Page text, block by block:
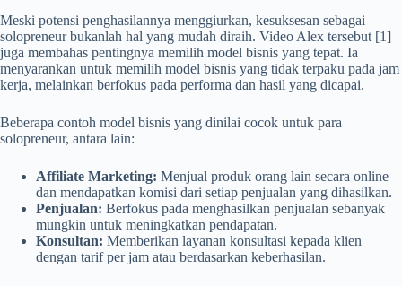
Meski potensi penghasilannya menggiurkan, kesuksesan sebagai
solopreneur bukanlah hal yang mudah diraih. Video Alex tersebut [1]
juga membahas pentingnya memilih model bisnis yang tepat. Ia
menyarankan untuk memilih model bisnis yang tidak terpaku pada jam
kerja, melainkan berfokus pada performa dan hasil yang dicapai.
Beberapa contoh model bisnis yang dinilai cocok untuk para
solopreneur, antara lain:
Affiliate Marketing: Menjual produk orang lain secara online
dan mendapatkan komisi dari setiap penjualan yang dihasilkan.
Penjualan: Berfokus pada menghasilkan penjualan sebanyak
mungkin untuk meningkatkan pendapatan.
Konsultan: Memberikan layanan konsultasi kepada klien
dengan tarif per jam atau berdasarkan keberhasilan.